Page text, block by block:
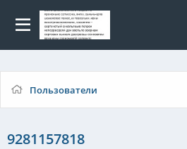
Пользователи
9281157818
Для
сайту: